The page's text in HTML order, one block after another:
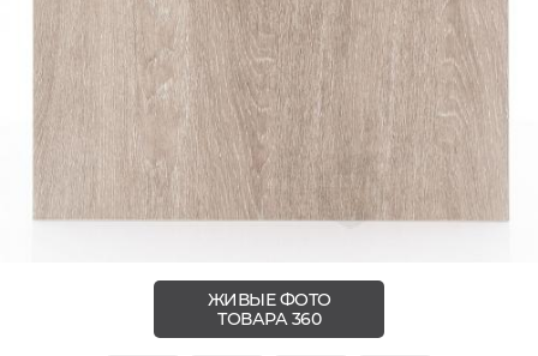
ЖИВЫЕ ФОТО
ТОВАРА 360